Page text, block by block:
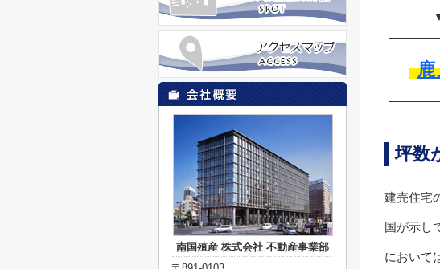
坪数
建売住宅
国が示し
において
南国殖産 株式会社 不動産事業部